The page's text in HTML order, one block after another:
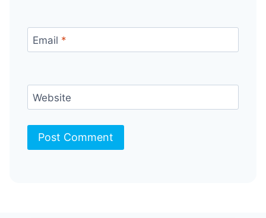
Email *
Website